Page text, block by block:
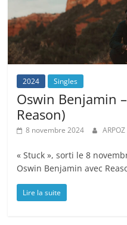
2024 Singles
Oswin Benjamin
Reason)
8 novembre 2024 ARPOZ
« Stuck », sorti le 8
Oswin Benjamin avec
Lire la suite